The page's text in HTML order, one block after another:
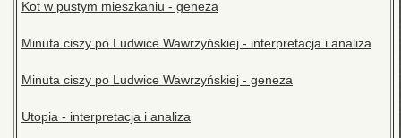
Kot w pustym mieszkaniu - geneza
Minuta ciszy po Ludwice Wawrzyńskiej - interpretacja i analiza
Minuta ciszy po Ludwice Wawrzyńskiej - geneza
Utopia - interpretacja i analiza